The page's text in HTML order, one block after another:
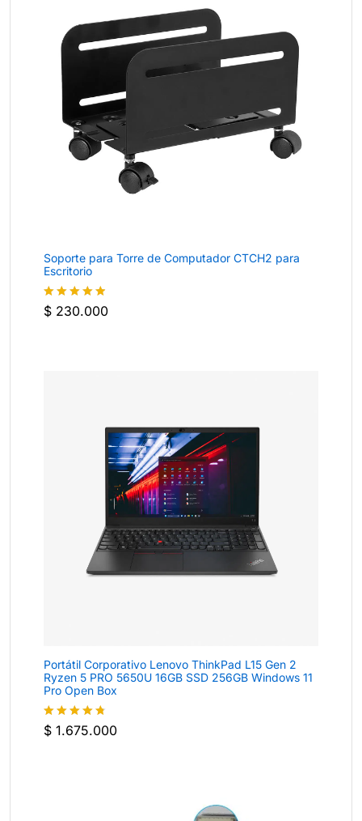
Soporte para Torre de Computador CTCH2 para
Escritorio
Valorado
$ 230.000
Portátil Corporativo Lenovo ThinkPad L15 Gen 2
Ryzen 5 PRO 5650U 16GB SSD 256GB Windows 11
Pro Open Box
Valorado
$ 1.675.000